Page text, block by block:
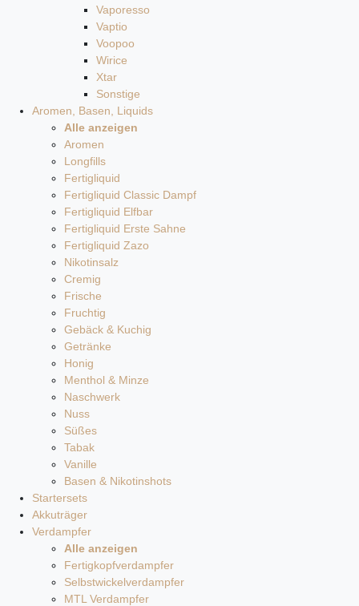
Vaporesso
Vaptio
Voopoo
Wirice
Xtar
Sonstige
Aromen, Basen, Liquids
Alle anzeigen
Aromen
Longfills
Fertigliquid
Fertigliquid Classic Dampf
Fertigliquid Elfbar
Fertigliquid Erste Sahne
Fertigliquid Zazo
Nikotinsalz
Cremig
Frische
Fruchtig
Gebäck & Kuchig
Getränke
Honig
Menthol & Minze
Naschwerk
Nuss
Süßes
Tabak
Vanille
Basen & Nikotinshots
Startersets
Akkuträger
Verdampfer
Alle anzeigen
Fertigkopfverdampfer
Selbstwickelverdampfer
MTL Verdampfer